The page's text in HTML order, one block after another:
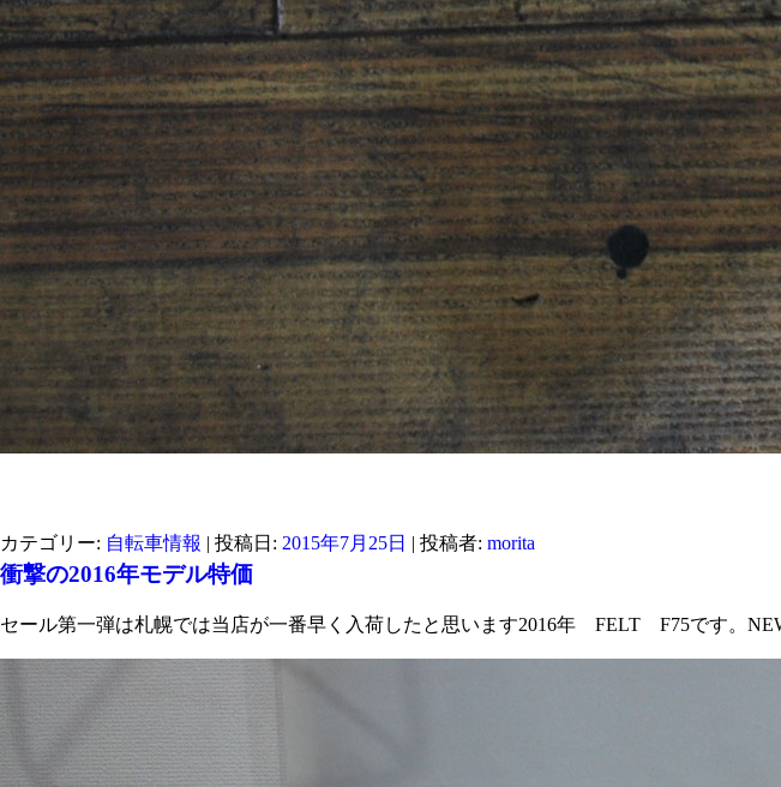
カテゴリー: 自転車情報 | 投稿日: 2015年7月25日 | 投稿者: morita
衝撃の2016年モデル特価
セール第一弾は札幌では当店が一番早く入荷したと思います2016年 FELT F75です。